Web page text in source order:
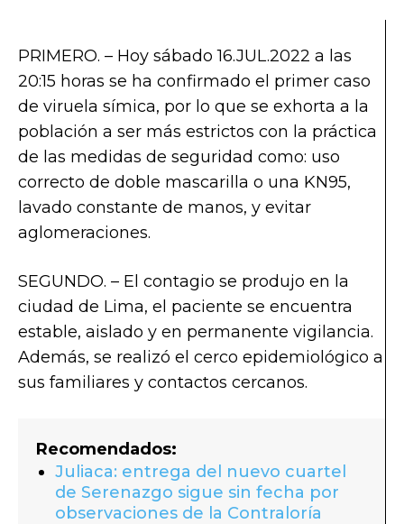
PRIMERO. – Hoy sábado 16.JUL.2022 a las
20:15 horas se ha confirmado el primer caso
de viruela símica, por lo que se exhorta a la
población a ser más estrictos con la práctica
de las medidas de seguridad como: uso
correcto de doble mascarilla o una KN95,
lavado constante de manos, y evitar
aglomeraciones.
SEGUNDO. – El contagio se produjo en la
ciudad de Lima, el paciente se encuentra
estable, aislado y en permanente vigilancia.
Además, se realizó el cerco epidemiológico a
sus familiares y contactos cercanos.
Recomendados:
Juliaca: entrega del nuevo cuartel
de Serenazgo sigue sin fecha por
observaciones de la Contraloría